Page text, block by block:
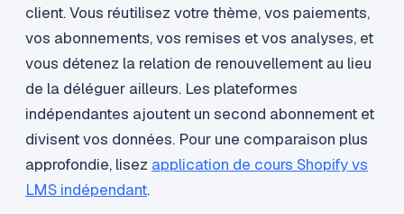
client. Vous réutilisez votre thème, vos paiements,
vos abonnements, vos remises et vos analyses, et
vous détenez la relation de renouvellement au lieu
de la déléguer ailleurs. Les plateformes
indépendantes ajoutent un second abonnement et
divisent vos données. Pour une comparaison plus
approfondie, lisez application de cours Shopify vs
LMS indépendant.